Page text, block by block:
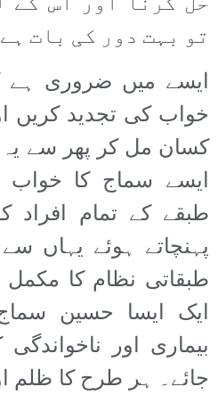
تو بہت دور کی بات
ایسے میں ضروری
خواب کی تجدید کریں
کسان مل کر پھر سے
ایسے سماج کا
طبقے کے تمام افراد
پہنچاتے ہوئے یہاں
طبقاتی نظام کا مکمل
ایک ایسا حسین
بیماری اور
جائے۔ ہر طرح کا ظلم